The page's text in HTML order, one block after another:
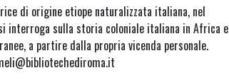
di origine etiope naturalizzata italiana, nel
sulla storia coloniale italiana in Africa e
a partire dalla propria vicenda personale.